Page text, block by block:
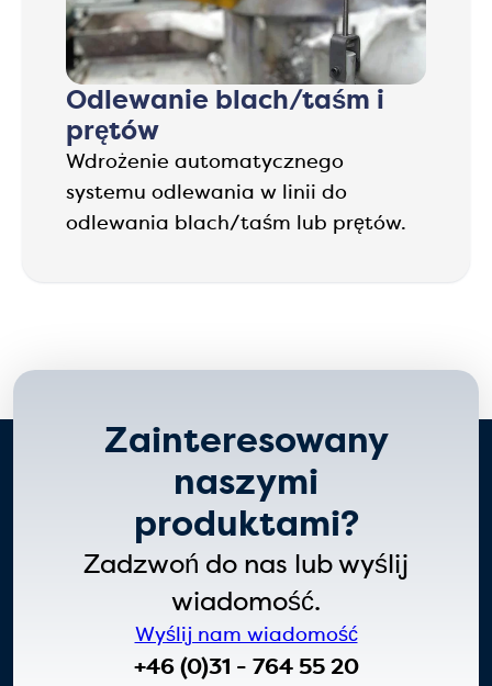
Odlewanie blach/taśm i
prętów
Wdrożenie automatycznego
systemu odlewania w linii do
odlewania blach/taśm lub prętów.
Zainteresowany
naszymi
produktami?
Zadzwoń do nas lub wyślij
wiadomość.
Wyślij nam wiadomość
+46 (0)31 - 764 55 20